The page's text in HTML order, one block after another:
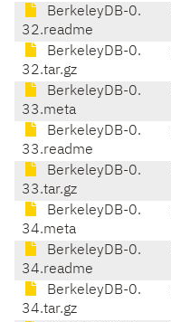
BerkeleyDB-0.
32.readme
BerkeleyDB-0.
32.tar.gz
BerkeleyDB-0.
33.meta
BerkeleyDB-0.
33.readme
BerkeleyDB-0.
33.tar.gz
BerkeleyDB-0.
34.meta
BerkeleyDB-0.
34.readme
BerkeleyDB-0.
34.tar.gz